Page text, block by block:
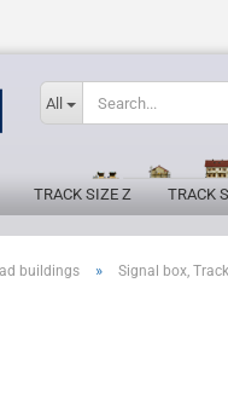
All
TRACK SIZE Z TRACK
buildings » Signal box,